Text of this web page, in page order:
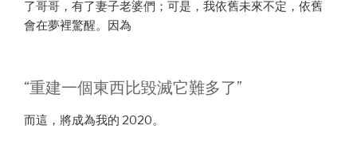
了哥哥，有了妻子老婆們；可是，我依舊未來不定，依舊
會在夢裡驚醒。因為
“重建一個東西比毀滅它難多了”
而這，將成為我的 2020。